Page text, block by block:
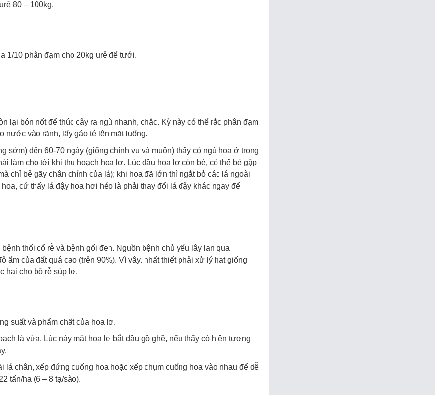
80 – 100kg.
1/10 phân đạm cho 20kg urê để tưới.
lại bón nốt để thúc cây ra ngù nhanh, chắc. Kỳ này có thể rắc phân đạm
nước vào rãnh, lấy gáo té lên mặt luống.
sớm) đến 60-70 ngày (giống chính vụ và muộn) thấy có ngù hoa ở trong
làm cho tới khi thu hoạch hoa lơ. Lúc đầu hoa lơ còn bé, có thế bẻ gập
chỉ bẻ gãy chân chính của lá); khi hoa đã lớn thì ngắt bỏ các lá ngoài
cứ thấy lá đậy hoa hơi héo là phải thay đổi lá đậy khác ngay để
thối cổ rễ và bệnh gối đen. Nguồn bệnh chủ yếu lây lan qua
ẩm của đất quá cao (trên 90%). Vì vậy, nhất thiết phải xử lý hạt giống
hại cho bộ rễ súp lơ.
suất và phẩm chất của hoa lơ.
là vừa. Lúc này mặt hoa lơ bắt đầu gồ ghề, nếu thấy có hiện tượng
lá chân, xếp đứng cuống hoa hoặc xếp chụm cuống hoa vào nhau để dễ
tấn/ha (6 – 8 tạ/sào).